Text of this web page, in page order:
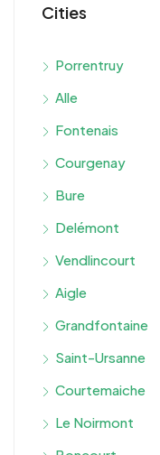
Cities
Porrentruy
Alle
Fontenais
Courgenay
Bure
Delémont
Vendlincourt
Aigle
Grandfontaine
Saint-Ursanne
Courtemaiche
Le Noirmont